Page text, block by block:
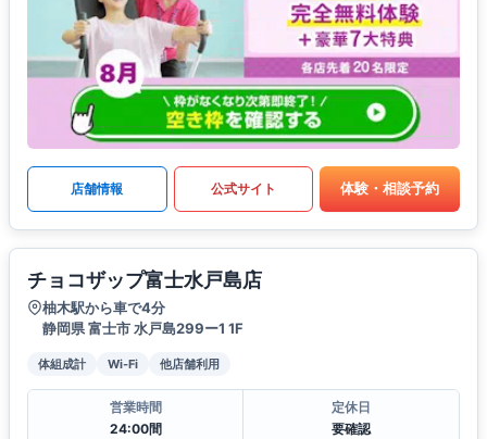
店舗情報 公式サイト 体験・相談予約
チョコザップ富士水戸島店
柚木駅から車で4分
静岡県 富士市 水戸島299ー1 1F
体組成計 Wi-Fi 他店舗利用
営業時間
24:00間
定休日
要確認